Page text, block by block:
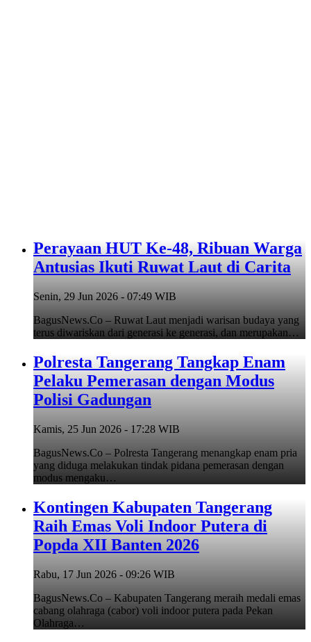
Perayaan HUT Ke-48, Ribuan Warga
Antusias Ikuti Ruwat Laut di Carita
Senin, 29 Jun 2026 - 07:49 WIB
BagusNews.Co – Ruwat Laut menjadi warisan budaya yang
terus diwariskan dari generasi ke generasi, dan merupakan…
Polresta Tangerang Tangkap Enam
Pelaku Pemerasan dengan Modus
Polisi Gadungan
Kamis, 25 Jun 2026 - 17:28 WIB
BagusNews.Co – Polresta Tangerang menangkap enam pria
yang diduga melakukan tindak pidana pemerasan dengan
modus mengaku…
Kontingen Kabupaten Tangerang
Raih Emas Voli Indoor Putera di
Popda XII Banten 2026
Rabu, 17 Jun 2026 - 09:26 WIB
BagusNews.Co – Kabupaten Tangerang meraih medali emas
cabang olahraga (cabor) voli indoor putera pada Pekan
Olahraga…